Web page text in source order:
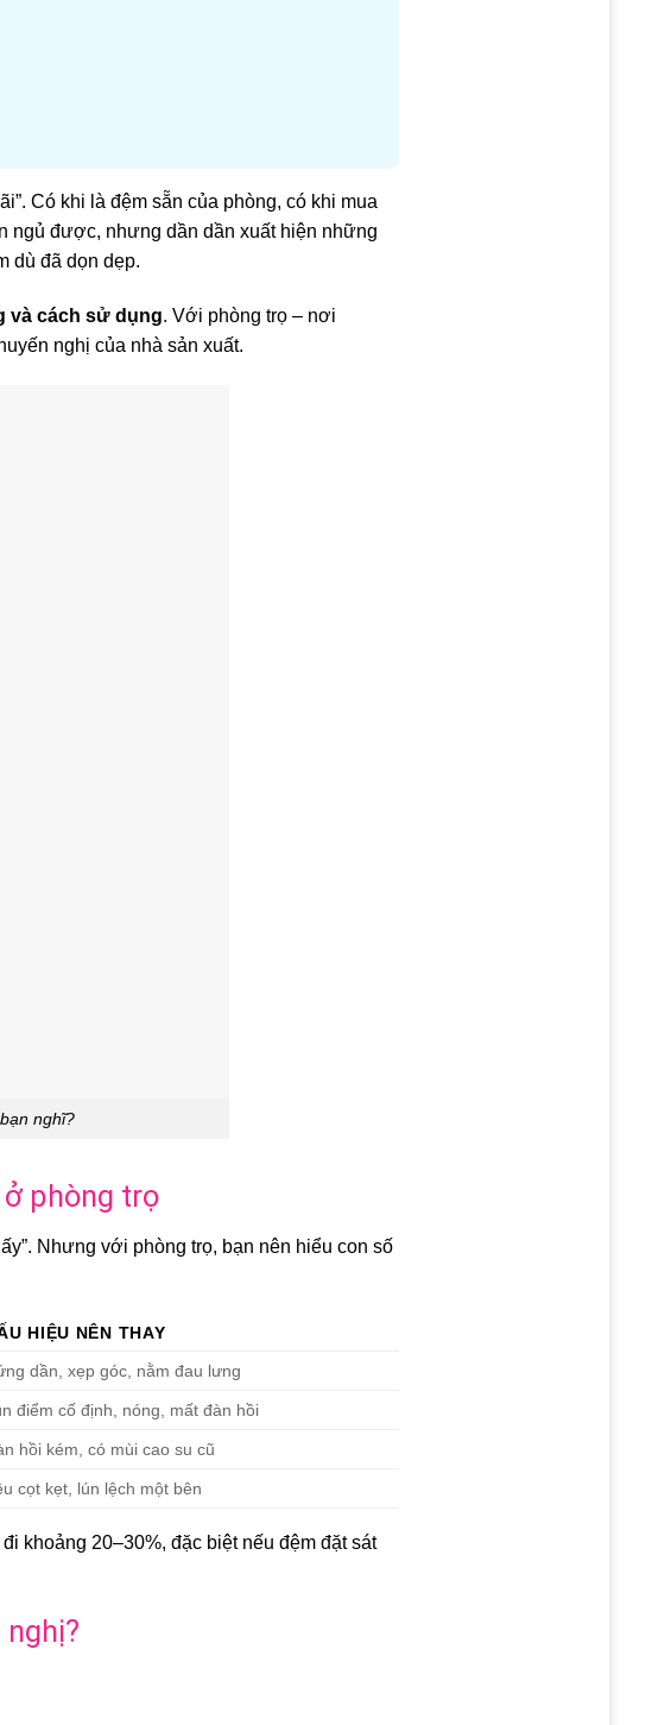
Có khi là đệm sẵn của phòng, có khi mua
ngủ được, nhưng dần dần xuất hiện những
dù đã dọn dẹp.
và cách sử dụng. Với phòng trọ – nơi
nghị của nhà sản xuất.
nghĩ?
phòng trọ
Nhưng với phòng trọ, bạn nên hiểu con số
HIỆU NÊN THAY
dần, xẹp góc, nằm đau lưng
điểm cố định, nóng, mất đàn hồi
hồi kém, có mùi cao su cũ
cọt kẹt, lún lệch một bên
khoảng 20–30%, đặc biệt nếu đệm đặt sát